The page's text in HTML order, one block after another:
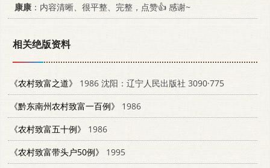
康康 ：内容清晰、很平整、完整，点赞👍 感谢~
相关绝版资料
《农村致富之道》
1986 沈阳：辽宁人民出版社 3090·775
《黔东南州农村致富一百例》
1986
《农村致富五十例》
1986
《农村致富带头户50例》
1995